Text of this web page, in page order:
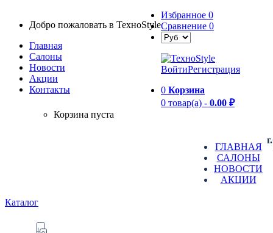
Добро пожаловать в TexноStyle
Главная
Салоны
Новости
Aкции
Контакты
Избранное 0
Сравнение 0
ВойтиРегистрация
0 Корзина
0 товар(а) - 0.00 ₽
Корзина пуста
ГЛАВНАЯ
САЛОНЫ
НОВОСТИ
АКЦИИ
Каталог